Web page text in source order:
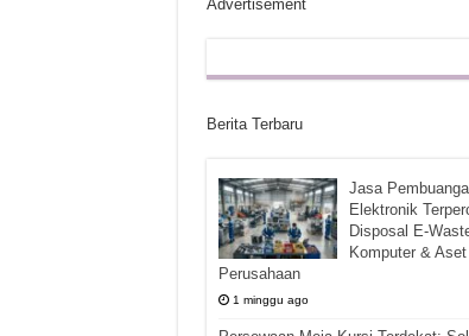
Advertisement
Berita Terbaru
Jasa
Elektronik
Disposal E-
Komputer &
Perusahaan
1 minggu ago